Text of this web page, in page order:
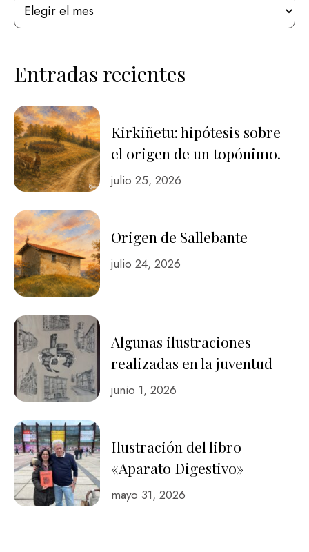
Entradas recientes
Kirkiñetu: hipótesis sobre
el origen de un topónimo.
julio 25, 2026
Origen de Sallebante
julio 24, 2026
Algunas ilustraciones
realizadas en la juventud
junio 1, 2026
Ilustración del libro
«Aparato Digestivo»
mayo 31, 2026